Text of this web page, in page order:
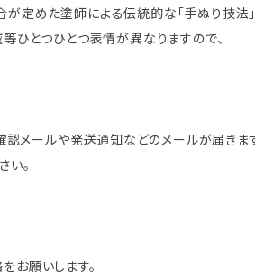
めた塗師による伝統的な「手ぬり技法」
ひとつひとつ表情が異なりますので、
ールや発送通知などのメールが届きます
い。
お願いします。